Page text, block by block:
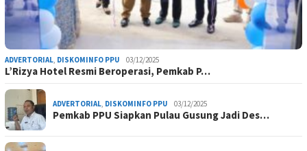
ADVERTORIAL, DISKOMINFO PPU 03/12/2025
L’Rizya Hotel Resmi Beroperasi, Pemkab P…
ADVERTORIAL, DISKOMINFO PPU 03/12/2025
Pemkab PPU Siapkan Pulau Gusung Jadi Des…